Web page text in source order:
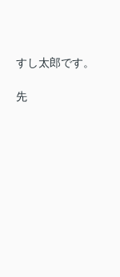
すし太郎です。